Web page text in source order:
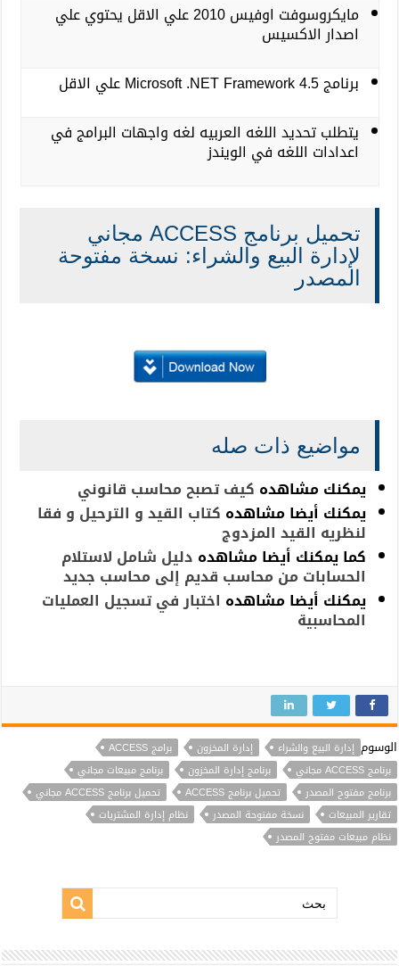
مايكروسوفت اوفيس 2010 علي الاقل يحتوي علي
اصدار الاكسيس
برنامج Microsoft .NET Framework 4.5 علي الاقل
يتطلب تحديد اللغه العربيه لغه واجهات البرامج في
اعدادات اللغه في الويندز
تحميل برنامج ACCESS مجاني
لإدارة البيع والشراء: نسخة مفتوحة
المصدر
مواضيع ذات صله
يمكنك مشاهده كيف تصبح محاسب قانوني
يمكنك أيضا مشاهده كتاب القيد و الترحيل و فقا
لنظريه القيد المزدوج
كما يمكنك أيضا مشاهده دليل شامل لاستلام
الحسابات من محاسب قديم إلى محاسب جديد
يمكنك أيضامشاهده اختبار في تسجيل العمليات
المحاسبية
الوسوم إدارة البيع والشراء إدارة المخزون
برامج ACCESS
برنامج ACCESS مجاني
برنامج إدارة المخزون
برنامج مبيعات مجاني
برنامج مفتوح المصدر
تحميل برنامج ACCESS
تحميل برنامج ACCESS مجاني
تقارير المبيعات
نسخة مفتوحة المصدر
نظام إدارة المشتريات
نظام مبيعات مفتوح المصدر
بحث: